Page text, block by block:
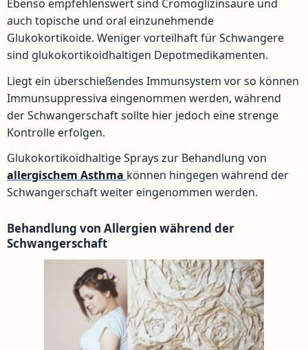
Ebenso empfehlenswert sind Cromoglizinsäure und
auch topische und oral einzunehmende
Glukokortikoide. Weniger vorteilhaft für Schwangere
sind glukokortikoidhaltigen Depotmedikamenten.
Liegt ein überschießendes Immunsystem vor so können
Immunsuppressiva eingenommen werden, während
der Schwangerschaft sollte hier jedoch eine strenge
Kontrolle erfolgen.
Glukokortikoidhaltige Sprays zur Behandlung von
allergischem Asthma können hingegen während der
Schwangerschaft weiter eingenommen werden.
Behandlung von Allergien während der
Schwangerschaft